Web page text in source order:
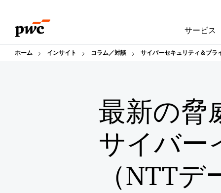
content
footer
サービス
ホーム インサイト コラム／対談 サイバーセキュリティ＆プラ
最新の脅
サイバー
（NTT